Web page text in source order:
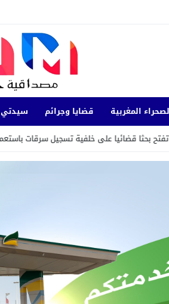
المغربية قضايا وجرائم سيدتي
على خلفية تسجيل سرقات باستعمال الكسر.